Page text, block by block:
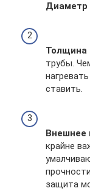
Диаметр
Толщина
трубы.
ставить.
Внешнее
крайне
защита